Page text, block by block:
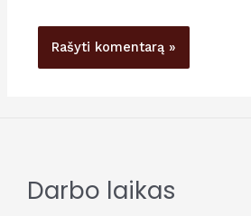
Darbo laikas